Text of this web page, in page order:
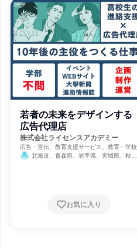
若者の未来をデザインする
広告代理店
株式会社ライセンスアカデミー
広告・宣伝、教育支援サービス、教育・学校
北海道、青森県、岩手県、宮城県、秋田
賀県、京都府、大阪府、兵庫県、奈良県、和
歌山県、鳥取県、島根県、岡山県、広島県、
お気に入り